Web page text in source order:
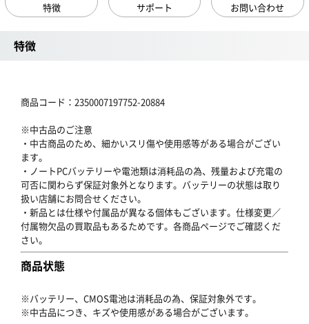
特徴 サポート お問い合わせ
特徴
商品コード：2350007197752-20884
※中古品のご注意
・中古商品のため、細かいスリ傷や使用感等がある場合がござい
ます。
・ノートPCバッテリーや電池類は消耗品の為、残量および充電の
可否に関わらず保証対象外となります。バッテリーの状態は取り
扱い店舗にお問合せください。
・新品とは仕様や付属品が異なる個体もございます。仕様変更／
付属物欠品の買取品もあるためです。各商品ページでご確認くだ
さい。
商品状態
※バッテリー、CMOS電池は消耗品の為、保証対象外です。
※中古品につき、キズや使用感がある場合がございます。